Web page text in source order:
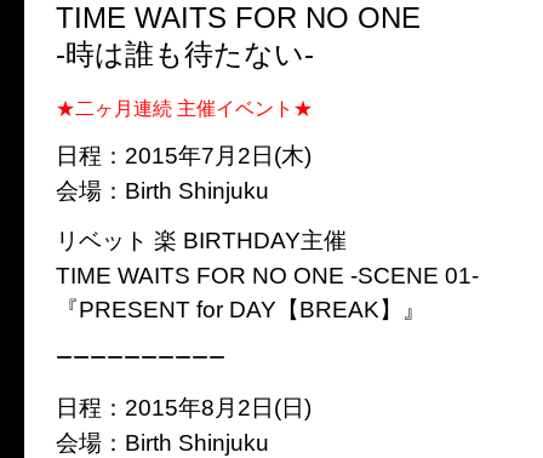
TIME WAITS FOR NO ONE
-時は誰も待たない-
★二ヶ月連続 主催イベント★
日程：2015年7月2日(木)
会場：Birth Shinjuku
リベット 楽 BIRTHDAY主催
TIME WAITS FOR NO ONE -SCENE 01-
『PRESENT for DAY【BREAK】』
−−−−−−−−−−
日程：2015年8月2日(日)
会場：Birth Shinjuku